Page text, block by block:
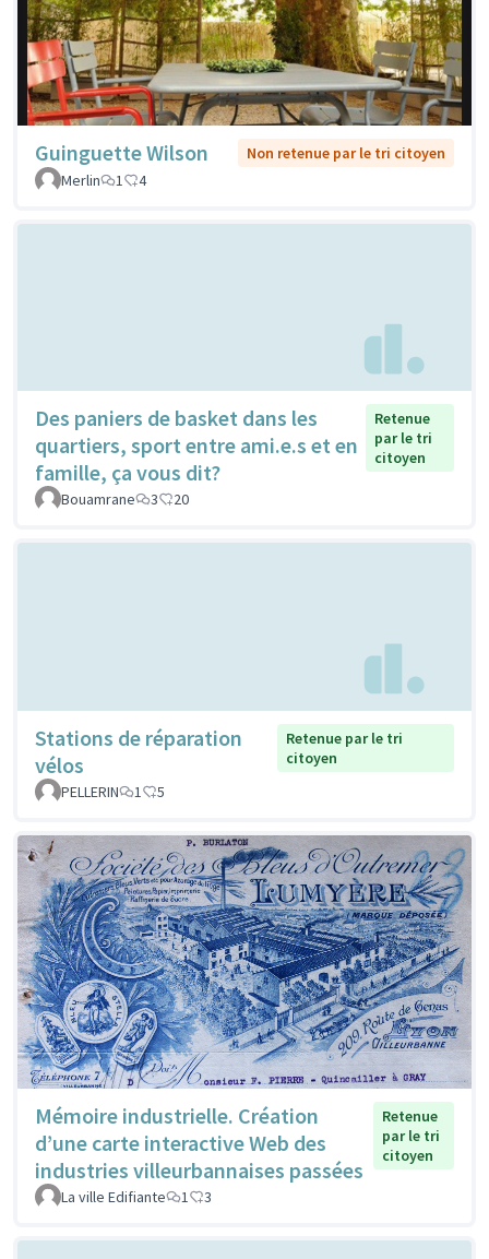
Guinguette Wilson
Non retenue par le tri citoyen
Merlin
1 4
Des paniers de basket dans les
quartiers, sport entre ami.e.s et en
famille, ça vous dit?
Retenue
par le tri
citoyen
Bouamrane 3 20
Stations de réparation
vélos
Retenue par le tri
citoyen
PELLERIN
1 5
Mémoire industrielle. Création
d’une carte interactive Web des
industries villeurbannaises passées
Retenue
par le tri
citoyen
La ville Edifiante 1 3